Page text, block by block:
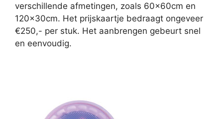
verschillende afmetingen, zoals 60x60cm en
120x30cm. Het prijskaartje bedraagt ongeveer
€250,- per stuk. Het aanbrengen gebeurt snel
en eenvoudig.